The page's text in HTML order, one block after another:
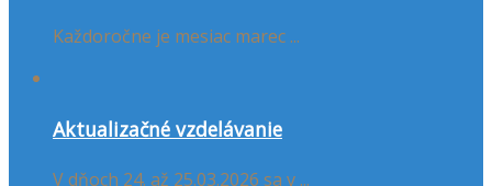
Každoročne je mesiac marec ...
Aktualizačné vzdelávanie
V dňoch 24. až 25.03.2026 sa v ...